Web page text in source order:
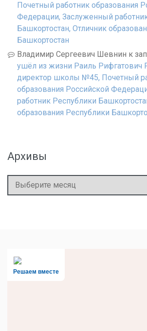
Почетный работник образования
Федерации, Заслуженный
Башкортостан, Отличник
Башкортостан
Владимир Сергеевич Шевнин к
ушёл из жизни Раиль Рифгатович
директор школы №45, Почетный
образования Российской
работник Республики
образования Республики
Архивы
Архивы
Решаем вместе